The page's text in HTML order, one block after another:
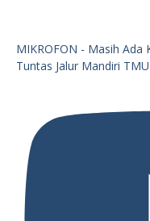
MIKROFON - Masih Ada
Tuntas Jalur Mandiri